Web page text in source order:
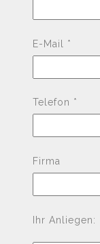
E-Mail *
Telefon *
Firma
Ihr Anliegen: